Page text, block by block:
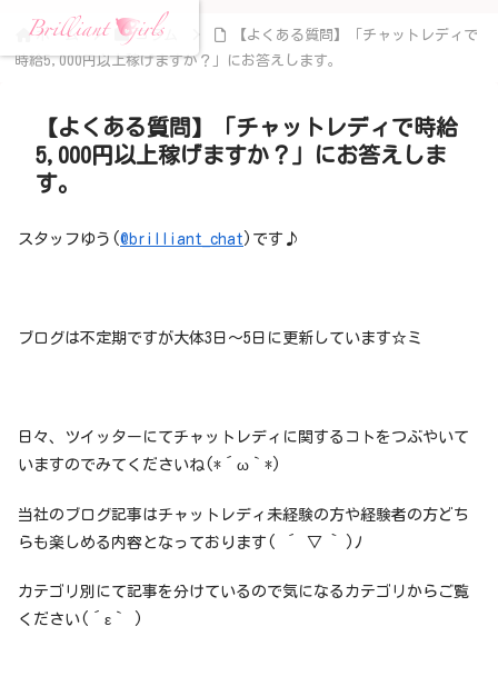
ホーム コラム
【よくある質問】「チャットレディで
時給5,000円以上稼げますか？」にお答えします。
【よくある質問】「チャットレディで時給
5,000円以上稼げますか？」にお答えしま
す。
スタッフゆう(@brilliant_chat )です♪
ブログは不定期ですが大体3日～5日に更新しています☆ミ
日々、ツイッターにてチャットレディに関するコトをつぶやいて
いますのでみてくださいね(*´ω｀*)
当社のブログ記事はチャットレディ未経験の方や経験者の方どち
らも楽しめる内容となっております( ´ ▽ ` )ﾉ
カテゴリ別にて記事を分けているので気になるカテゴリからご覧
ください(´ε｀ )